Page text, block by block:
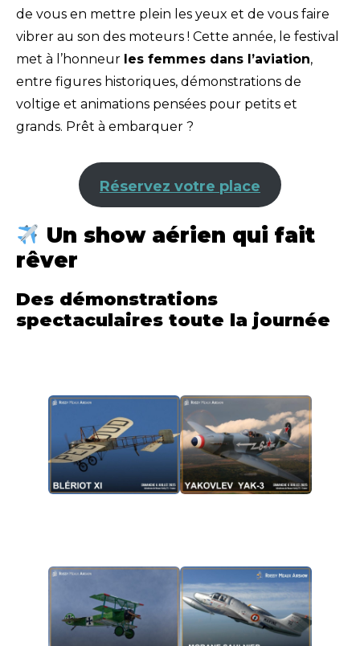
de vous en mettre plein les yeux et de vous faire
vibrer au son des moteurs ! Cette année, le festival
met à l’honneur les femmes dans l’aviation,
entre figures historiques, démonstrations de
voltige et animations pensées pour petits et
grands. Prêt à embarquer ?
Réservez votre place
Un show aérien qui fait
rêver
Des démonstrations
spectaculaires toute la journée